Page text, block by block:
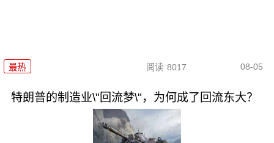
最热 阅读 8017 08-05
特朗普的制造业\"回流梦\"，为何成了回流东大？